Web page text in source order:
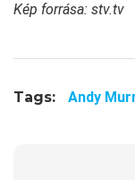
Kép forrása: stv.tv
Tags: Andy